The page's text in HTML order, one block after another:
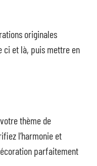
originales
ci et là, puis mettre en
thème de
l’harmonie et
parfaitement